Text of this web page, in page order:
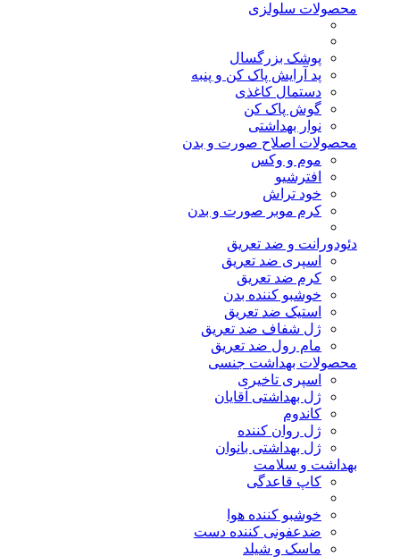
محصولات سلولزی
پوشک بزرگسال
پد آرایش پاک کن و پنبه
دستمال کاغذی
گوش پاک کن
نوار بهداشتی
محصولات اصلاح صورت و بدن
موم و وکس
افترشیو
خود تراش
کرم موبر صورت و بدن
دئودورانت و ضد تعریق
اسپری ضد تعریق
کرم ضد تعریق
خوشبو کننده بدن
استیک ضد تعریق
ژل شفاف ضد تعریق
مام رول ضد تعریق
محصولات بهداشت جنسی
اسپری تاخیری
ژل بهداشتی آقایان
کاندوم
ژل روان کننده
ژل بهداشتی بانوان
بهداشت و سلامت
کاپ قاعدگی
خوشبو کننده هوا
ضدعفونی کننده دست
ماسک و شیلد